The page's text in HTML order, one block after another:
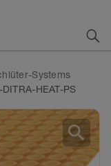
Systems
HEAT-PS
search